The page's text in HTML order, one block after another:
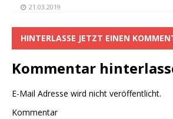
21.03.2019
HINTERLASSE JETZT EINEN
Kommentar
E-Mail Adresse wird nicht veröffentlicht.
Kommentar